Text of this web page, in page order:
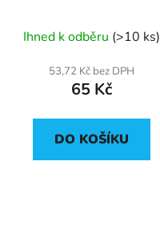
Ihned k odběru (>10 ks)
53,72 Kč bez DPH
65 Kč
DO KOŠÍKU